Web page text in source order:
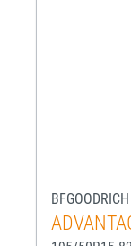
BFGOODRICH